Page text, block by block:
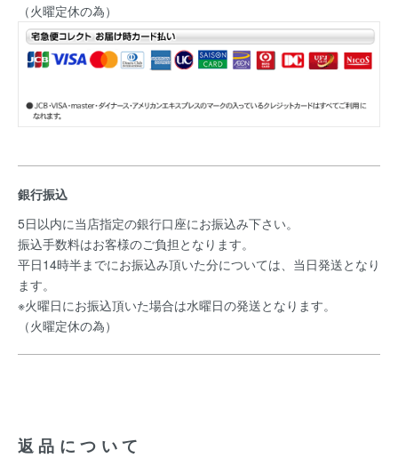
（火曜定休の為）
銀行振込
5日以内に当店指定の銀行口座にお振込み下さい。
振込手数料はお客様のご負担となります。
平日14時半までにお振込み頂いた分については、当日発送となり
ます。
※火曜日にお振込頂いた場合は水曜日の発送となります。
（火曜定休の為）
返品について